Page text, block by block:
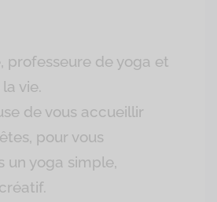
professeure de yoga et
vie.
de vous accueillir
pour vous
un yoga simple,